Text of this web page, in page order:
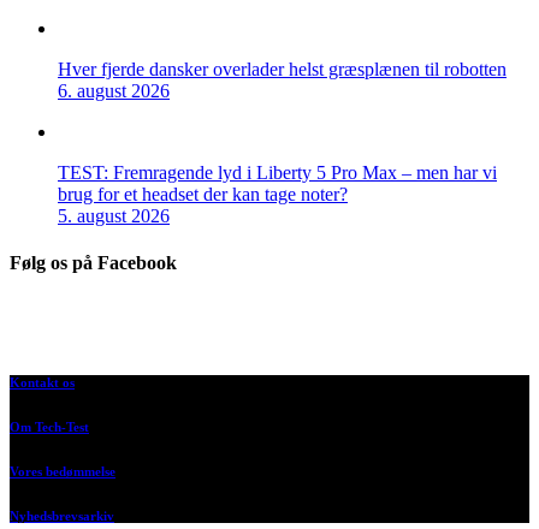
Hver fjerde dansker overlader helst græsplænen til robotten
6. august 2026
TEST: Fremragende lyd i Liberty 5 Pro Max – men har vi
brug for et headset der kan tage noter?
5. august 2026
Følg os på Facebook
Kontakt os
Om Tech-Test
Vores bedømmelse
Nyhedsbrevsarkiv